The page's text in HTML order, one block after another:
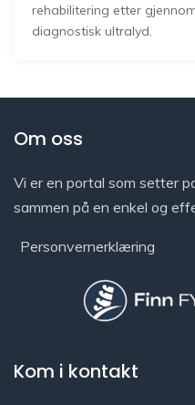
rehabilitering etter
diagnostisk ultralyd.
Om oss
Vi er en portal som setter
sammen på en enkel og
Personvernerklæring
Kom i kontakt